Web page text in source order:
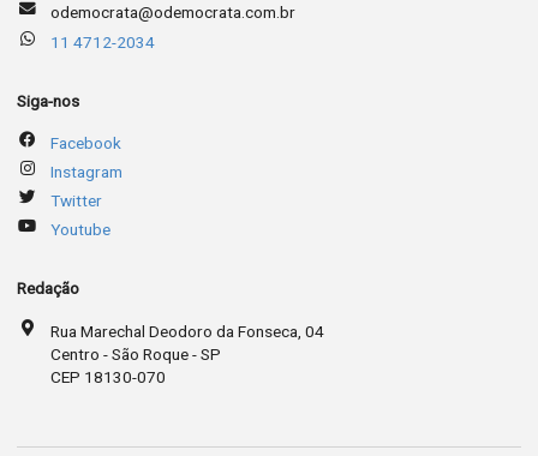
odemocrata@odemocrata.com.br
11 4712-2034
Siga-nos
Facebook
Instagram
Twitter
Youtube
Redação
Rua Marechal Deodoro da Fonseca, 04
Centro - São Roque - SP
CEP 18130-070